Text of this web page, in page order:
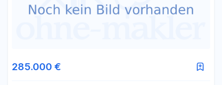
285.000 €